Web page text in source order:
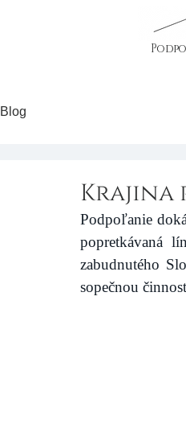
Blog
Krajina
Podpoľanie
popretkávaná
zabudnutého
sopečnou